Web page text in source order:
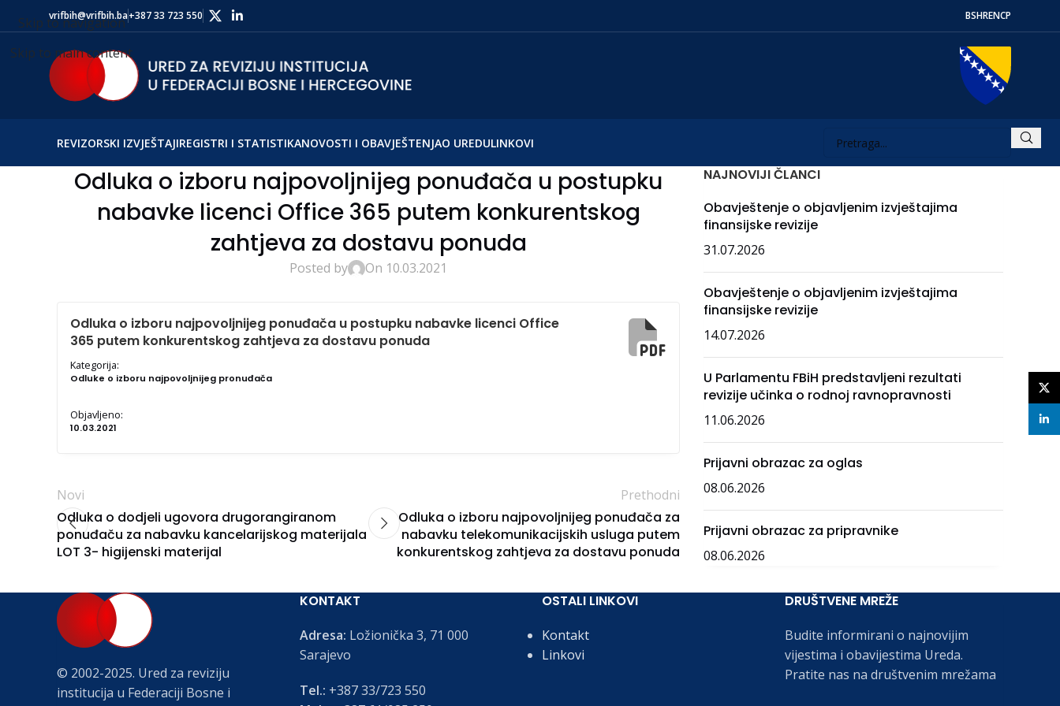
Skip to navigation
Skip to main content
vrifbih@vrifbih.ba+387 33 723 550 BSHRENСР
REVIZORSKI IZVJEŠTAJIREGISTRI I STATISTIKANOVOSTI I OBAVJEŠTENJAO UREDULINKOVI
Odluka o izboru najpovoljnijeg ponuđača u postupku
nabavke licenci Office 365 putem konkurentskog
zahtjeva za dostavu ponuda
Posted by On 10.03.2021
Odluka o izboru najpovoljnijeg ponuđača u postupku nabavke licenci Office
365 putem konkurentskog zahtjeva za dostavu ponuda
Kategorija:
Odluke o izboru najpovoljnijeg pronuđača
Objavljeno:
10.03.2021
Novi
Odluka o dodjeli ugovora drugorangiranom
ponuđaču za nabavku kancelarijskog materijala
LOT 3- higijenski materijal
Prethodni
Odluka o izboru najpovoljnijeg ponuđača za
nabavku telekomunikacijskih usluga putem
konkurentskog zahtjeva za dostavu ponuda
NAJNOVIJI ČLANCI
Obavještenje o objavljenim izvještajima
finansijske revizije
31.07.2026
Obavještenje o objavljenim izvještajima
finansijske revizije
14.07.2026
U Parlamentu FBiH predstavljeni rezultati
revizije učinka o rodnoj ravnopravnosti
11.06.2026
Prijavni obrazac za oglas
08.06.2026
Prijavni obrazac za pripravnike
08.06.2026
© 2002-2025. Ured za reviziju
institucija u Federaciji Bosne i
KONTAKT
Adresa: Ložionička 3, 71 000
Sarajevo
Tel.: +387 33/723 550
OSTALI LINKOVI
Kontakt
Linkovi
DRUŠTVENE MREŽE
Budite informirani o najnovijim
vijestima i obavijestima Ureda.
Pratite nas na društvenim mrežama